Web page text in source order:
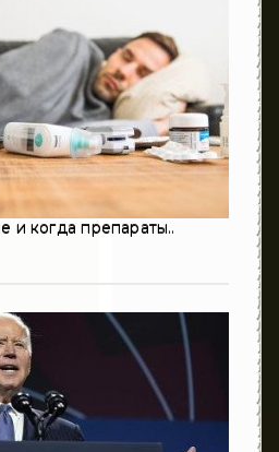
215
406
124
1
16
и когда препараты..